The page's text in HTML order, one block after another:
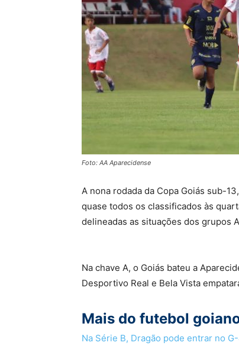
Foto: AA Aparecidense
A nona rodada da Copa Goiás sub-
quase todos os classificados às
delineadas as situações dos grupos
Na chave A, o Goiás bateu a
Desportivo Real e Bela Vista
Mais do futebol
Na Série B, Dragão pode entrar no